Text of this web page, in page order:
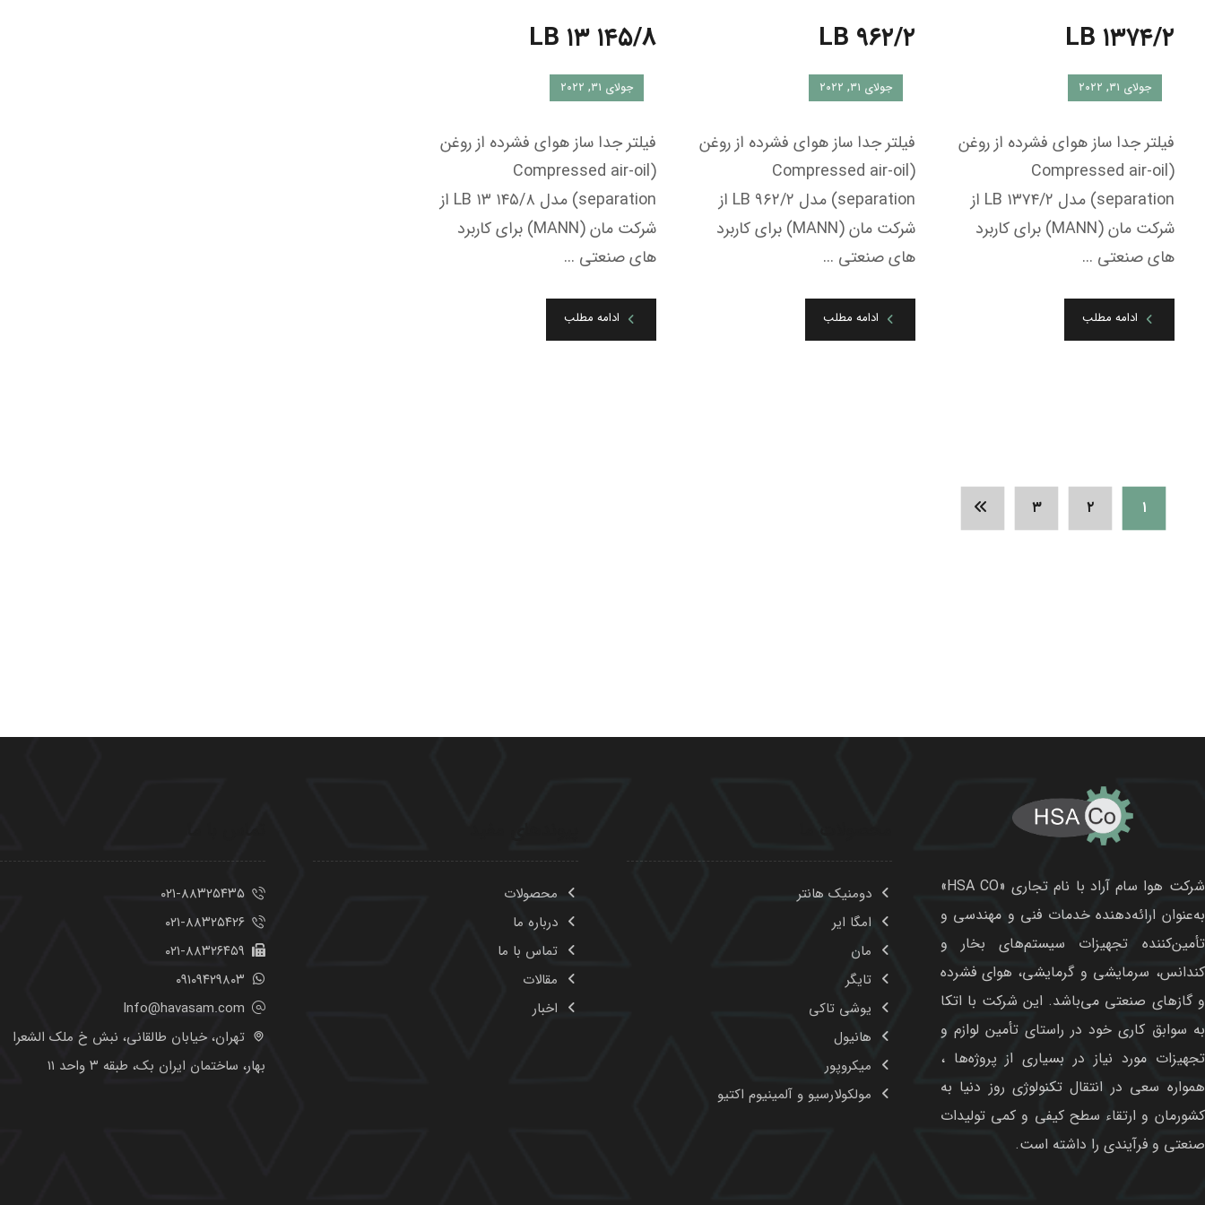
LB ۱۳۷۴/۲
جولای ۳۱, ۲۰۲۲
فیلتر جدا ساز هوای فشرده از روغن
(Compressed air-oil
separation) مدل LB ۱۳۷۴/۲ از
شرکت مان (MANN) برای کاربرد
های صنعتی ...
ادامه مطلب
LB ۱۳ ۱۴۵/۸
جولای ۳۱, ۲۰۲۲
فیلتر جدا ساز هوای فشرده از روغن
(Compressed air-oil
separation) مدل LB ۱۳ ۱۴۵/۸ از
شرکت مان (MANN) برای کاربرد
های صنعتی ...
ادامه مطلب
۱ ۲ ۳
شرکت هوا سام آراد با نام تجاری «HSA CO»
به‌عنوان ارائه‌دهنده خدمات فنی و مهندسی و
تأمین‌کننده تجهیزات سیستم‌های بخار و
کندانس، سرمایشی و گرمایشی، هوای فشرده
و گازهای صنعتی می‌باشد. این شرکت با اتکا
به سوابق کاری خود در راستای تأمین لوازم و
تجهیزات مورد نیاز در بسیاری از پروژه‌ها ،
همواره سعی در انتقال تکنولوژی روز دنیا به
کشورمان و ارتقاء سطح کیفی و کمی تولیدات
صنعتی و فرآیندی را داشته است.
دومنیک هانتر
امگا ایر
مان
تایگر
یوشی تاکی
هانیول
میکروپور
مولکولارسیو و آلمینیوم اکتیو
محصولات
درباره ما
تماس با ما
مقالات
اخبار
۰۲۱-۸۸۳۲۵۴۳۵
۰۲۱-۸۸۳۲۵۴۲۶
۰۲۱-۸۸۳۲۶۴۵۹
۰۹۱۰۹۴۲۹۸۰۳
Info@havasam.com
تهران، خیابان طالقانی، نبش خ ملک الشعرا
بهار، ساختمان ایران بک، طبقه ۳ واحد ۱۱